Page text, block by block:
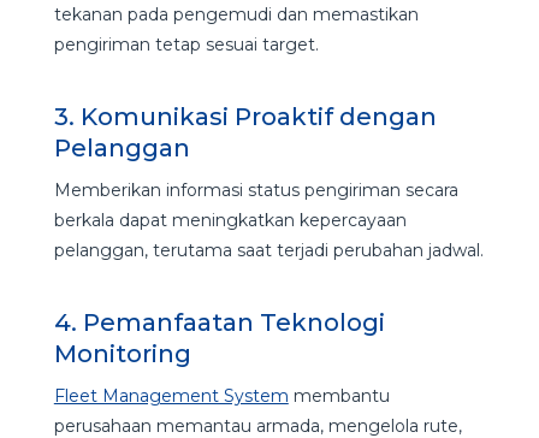
tekanan pada pengemudi dan memastikan
pengiriman tetap sesuai target.
3. Komunikasi Proaktif dengan
Pelanggan
Memberikan informasi status pengiriman secara
berkala dapat meningkatkan kepercayaan
pelanggan, terutama saat terjadi perubahan jadwal.
4. Pemanfaatan Teknologi
Monitoring
Fleet Management System membantu
perusahaan memantau armada, mengelola rute,